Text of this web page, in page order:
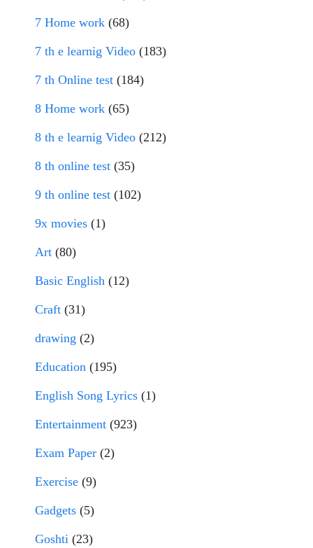
7 Home work (68)
7 th e learnig Video (183)
7 th Online test (184)
8 Home work (65)
8 th e learnig Video (212)
8 th online test (35)
9 th online test (102)
9x movies (1)
Art (80)
Basic English (12)
Craft (31)
drawing (2)
Education (195)
English Song Lyrics (1)
Entertainment (923)
Exam Paper (2)
Exercise (9)
Gadgets (5)
Goshti (23)